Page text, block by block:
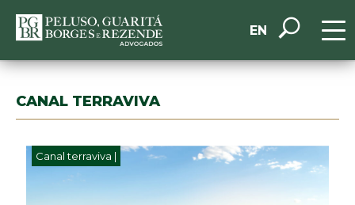
EN
CANAL TERRAVIVA
Canal terraviva |